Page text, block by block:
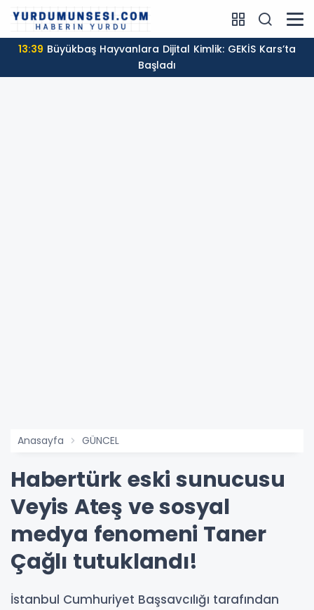
13:39
Başladı
Anasayfa GÜNCEL
Habertürk eski sunucusu
Veyis Ateş ve sosyal
medya fenomeni Taner
Çağlı tutuklandı!
İstanbul Cumhuriyet Başsavcılığı tarafından